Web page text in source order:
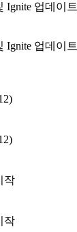
Ignite 업데이트
Ignite 업데이트
작
작